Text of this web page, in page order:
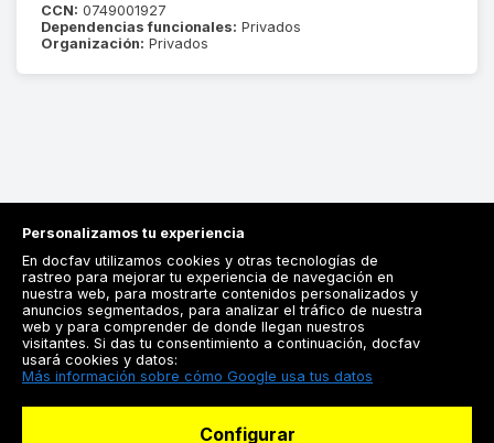
CCN: 0749001927
Dependencias funcionales: Privados
Organización: Privados
Registrarse
Docfav
Personalizamos tu experiencia
En docfav utilizamos cookies y otras tecnologías de
rastreo para mejorar tu experiencia de navegación en
nuestra web, para mostrarte contenidos personalizados y
anuncios segmentados, para analizar el tráfico de nuestra
web y para comprender de donde llegan nuestros
visitantes. Si das tu consentimiento a continuación, docfav
usará cookies y datos:
Más información sobre cómo Google usa tus datos
Configurar